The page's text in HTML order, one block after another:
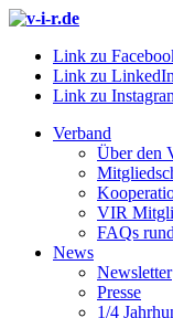
Link zu
Link zu LinkedIn
Link zu
Verband
Über den
VIR
FAQs
News
Newsletter
Presse
1/4